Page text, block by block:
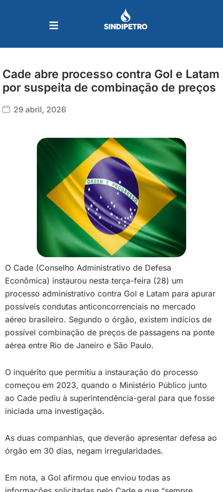
Cade abre processo contra Gol e Latam
por suspeita de combinação de preços
29 abril, 2026
O Cade (Conselho Administrativo de Defesa
Econômica) instaurou nesta terça-feira (28) um
processo administrativo contra Gol e Latam para apurar
possíveis condutas anticoncorrenciais no mercado
aéreo brasileiro. Segundo o órgão, existem indícios de
possível combinação de preços de passagens na ponte
aérea entre Rio de Janeiro e São Paulo.
O inquérito que permitiu a instauração do processo
começou em 2023, quando o Ministério Público junto
ao Cade pediu à superintendência-geral para que fosse
iniciada uma investigação.
As duas companhias, que deverão apresentar defesa ao
órgão em 30 dias, negam irregularidades.
Em nota, a Gol afirmou que enviou todas as